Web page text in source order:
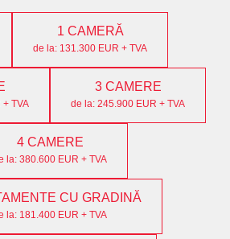
1 CAMERĂ
de la: 131.300 EUR + TVA
TVA
3 CAMERE
de la: 245.900 EUR + TVA
4 CAMERE
la: 380.600 EUR + TVA
CU GRADINĂ
la: 181.400 EUR + TVA